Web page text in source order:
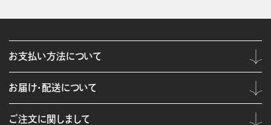
お支払い方法について
お届け・配送について
ご注文に関しまして